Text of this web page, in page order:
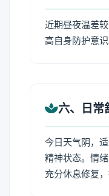
近期昼夜温差
高自身防护意识
六、日常
今日天气阴，
精神状态。情
充分休息修复，